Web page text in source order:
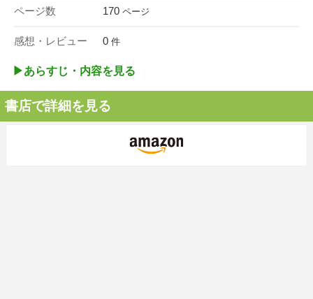
ページ数 170 ページ
感想・レビュー 0 件
▶︎あらすじ・内容を見る
書店で詳細を見る